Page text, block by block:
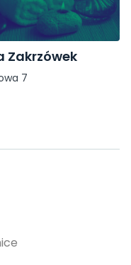
Zakrzówek
7